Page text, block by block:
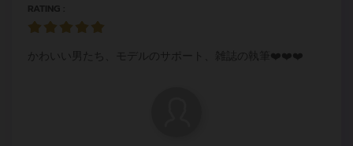
RATING :
かわいい男たち、モデルのサポート、雑誌の執筆❤️❤️❤️